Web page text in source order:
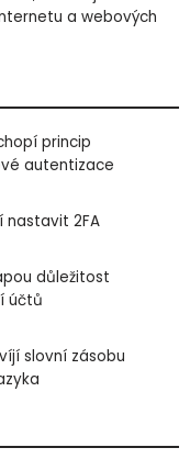
a webových
princip
autentizace
2FA
důležitost
účtů
slovní zásobu